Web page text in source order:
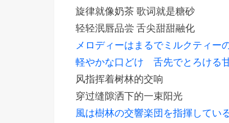
旋律就像奶茶 歌词就是糖砂
轻轻泯唇品尝 舌尖甜甜融化
メロディーはまるでミルクティ
軽やかな口どけ 舌先でとろける
风指挥着树林的交响
穿过缝隙洒下的一束阳光
風は樹林の交響楽団を指揮してい